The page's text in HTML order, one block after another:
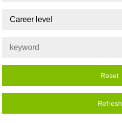
Career level
Reset
Refresh